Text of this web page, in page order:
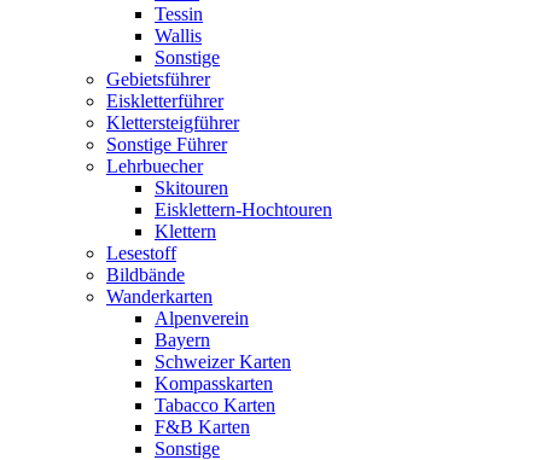
Tessin
Wallis
Sonstige
Gebietsführer
Eiskletterführer
Klettersteigführer
Sonstige Führer
Lehrbuecher
Skitouren
Eisklettern-Hochtouren
Klettern
Lesestoff
Bildbände
Wanderkarten
Alpenverein
Bayern
Schweizer Karten
Kompasskarten
Tabacco Karten
F&B Karten
Sonstige